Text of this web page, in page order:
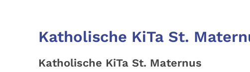
Katholische KiTa St.
Katholische KiTa St. Maternus